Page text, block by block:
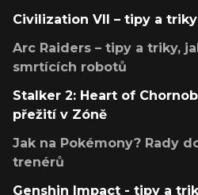
Civilization VII – tipy a triky
Arc Raiders – tipy a triky,
smrtících robotů
Stalker 2: Heart of
přežití v Zóně
Jak na Pokémony? Rady
trenérů
Genshin Impact - tipy a